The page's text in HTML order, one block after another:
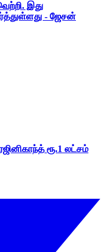
இது
- ஜேசன்
ரூ.1 லட்சம்